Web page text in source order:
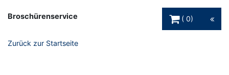
Broschürenservice
0
Zurück zur Startseite